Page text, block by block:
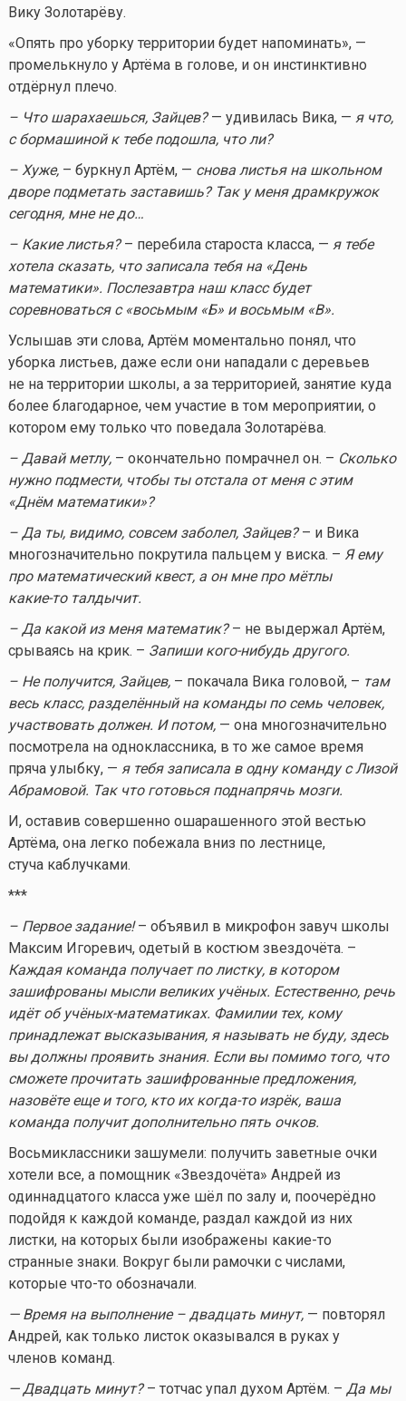
Вику Золотарёву.
«Опять про уборку территории будет напоминать», —
промелькнуло у Артёма в голове, и он инстинктивно
отдёрнул плечо.
– Что шарахаешься, Зайцев?— удивилась Вика, — я что,
с бормашиной к тебе подошла, что ли?
– Хуже,– буркнул Артём, — снова листья на школьном
дворе подметать заставишь? Так у меня драмкружок
сегодня, мне не до…
– Какие листья?– перебила староста класса, — я тебе
хотела сказать, что записала тебя на «День
математики». Послезавтра наш класс будет
соревноваться с «восьмым «Б» и восьмым «В».
Услышав эти слова, Артём моментально понял, что
уборка листьев, даже если они нападали с деревьев
не на территории школы, а за территорией, занятие куда
более благодарное, чем участие в том мероприятии, о
котором ему только что поведала Золотарёва.
– Давай метлу,– окончательно помрачнел он. – Сколько
нужно подмести, чтобы ты отстала от меня с этим
«Днём математики»?
– Да ты, видимо, совсем заболел, Зайцев?– и Вика
многозначительно покрутила пальцем у виска. – Я ему
про математический квест, а он мне про мётлы
какие-тоталдычит.
– Да какой из меня математик?– не выдержал Артём,
срываясь на крик. – Запиши кого-нибудьдругого.
– Не получится, Зайцев,– покачала Вика головой, – там
весь класс, разделённый на команды по семь человек,
участвовать должен. И потом,— она многозначительно
посмотрела на одноклассника, в то же самое время
пряча улыбку, — я тебя записала в одну команду с Лизой
Абрамовой. Так что готовься поднапрячь мозги.
И, оставив совершенно ошарашенного этой вестью
Артёма, она легко побежала вниз по лестнице,
стуча каблучками.
***
– Первое задание!– объявил в микрофон завуч школы
Максим Игоревич, одетый в костюм звездочёта. –
Каждая команда получает по листку, в котором
зашифрованы мысли великих учёных. Естественно, речь
идёт об учёных-математиках. Фамилии тех, кому
принадлежат высказывания, я называть не буду, здесь
вы должны проявить знания. Если вы помимо того, что
сможете прочитать зашифрованные предложения,
назовёте еще и того, кто ихкогда-тоизрёк, ваша
команда получит дополнительно пять очков.
Восьмиклассники зашумели: получить заветные очки
хотели все, а помощник «Звездочёта» Андрей из
одиннадцатого класса уже шёл по залу и, поочерёдно
подойдя к каждой команде, раздал каждой из них
листки, на которых были изображены какие-то
странные знаки. Вокруг были рамочки с числами,
которые что-то обозначали.
— Время на выполнение – двадцать минут,— повторял
Андрей, как только листок оказывался в руках у
членов команд.
— Двадцать минут?– тотчас упал духом Артём. – Да мы